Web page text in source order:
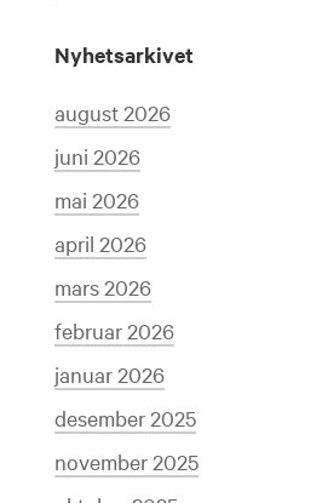
Nyhetsarkivet
august 2026
juni 2026
mai 2026
april 2026
mars 2026
februar 2026
januar 2026
desember 2025
november 2025